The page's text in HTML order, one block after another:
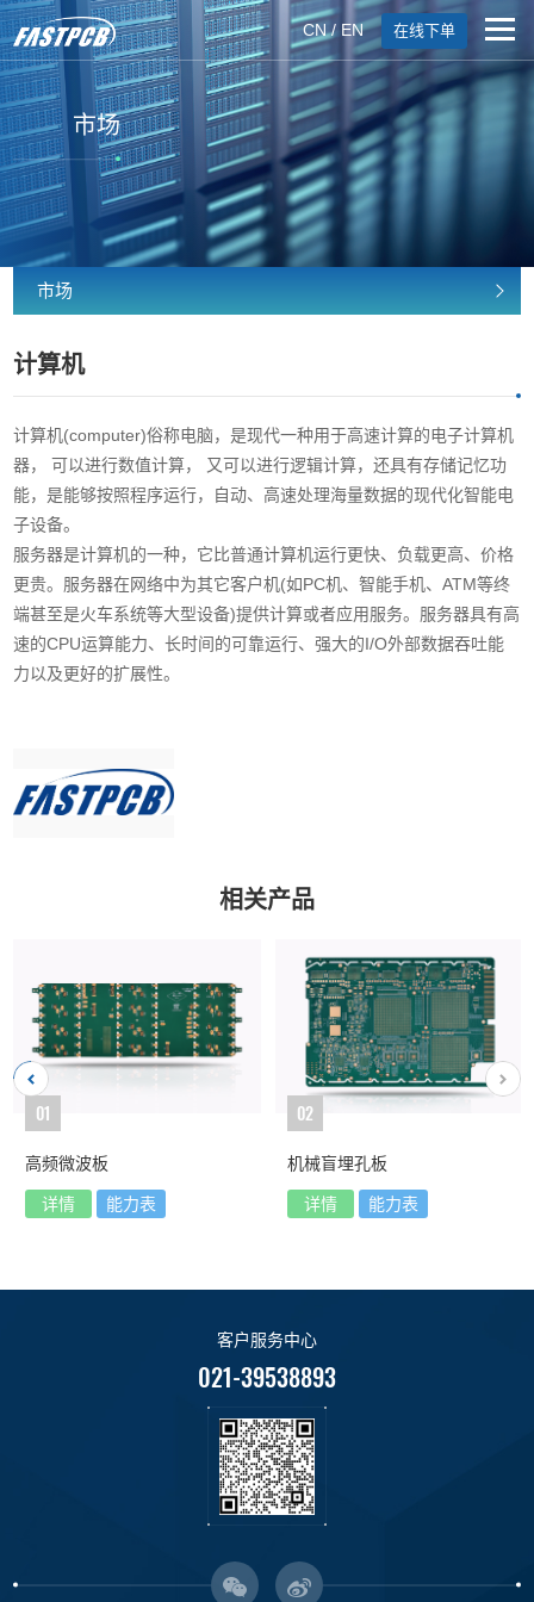
在线下单
CN/ EN
市场
市场
计算机
计算机(computer)俗称电脑，是现代一种用于高速计算的电子计算机
器， 可以进行数值计算， 又可以进行逻辑计算，还具有存储记忆功
能，是能够按照程序运行，自动、高速处理海量数据的现代化智能电
子设备。
服务器是计算机的一种，它比普通计算机运行更快、负载更高、价格
更贵。服务器在网络中为其它客户机(如PC机、智能手机、ATM等终
端甚至是火车系统等大型设备)提供计算或者应用服务。服务器具有高
速的CPU运算能力、长时间的可靠运行、强大的I/O外部数据吞吐能
力以及更好的扩展性。
相关产品
01
高频微波板
详情 能力表
02
机械盲埋孔板
详情 能力表
客户服务中心
021-39538893